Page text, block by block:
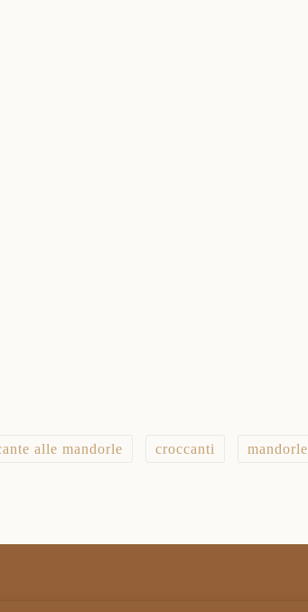
alle mandorle croccanti mandorle